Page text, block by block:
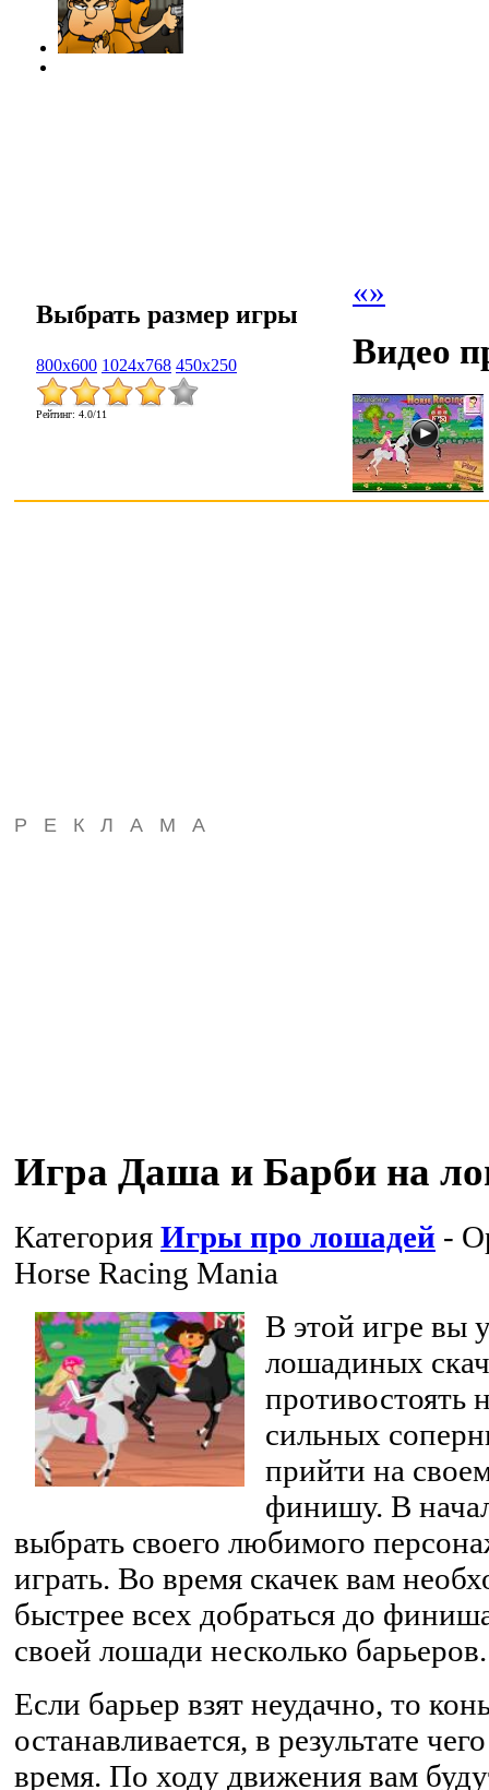
«»
Выбрать размер игры
800x600 1024x768 450x250
Рейтинг: 4.0/11
Видео
РЕКЛАМА
Игра Даша и Барби на
Категория Игры про лошадей -
Horse Racing Mania
В этой игре вы
лошадиных
противостоять
сильных
прийти на
финишу. В
выбрать своего любимого
играть. Во время скачек вам
быстрее всех добраться до
своей лошади несколько барьеров.
Если барьер взят неудачно, то
останавливается, в результате
время. По ходу движения вам